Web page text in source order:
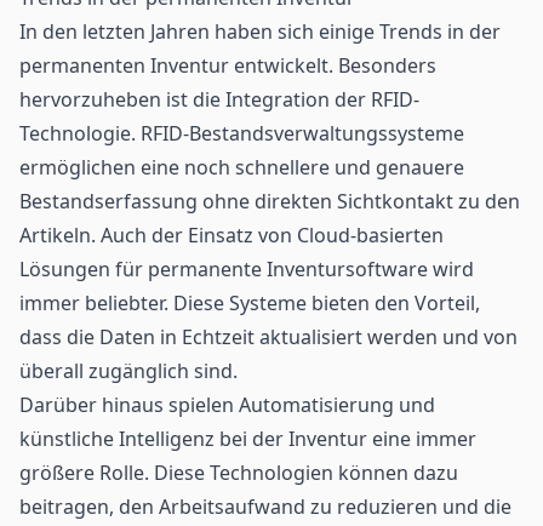
In den letzten Jahren haben sich einige Trends in der
permanenten Inventur entwickelt. Besonders
hervorzuheben ist die Integration der RFID-
Technologie. RFID-Bestandsverwaltungssysteme
ermöglichen eine noch schnellere und genauere
Bestandserfassung ohne direkten Sichtkontakt zu den
Artikeln. Auch der Einsatz von Cloud-basierten
Lösungen für permanente Inventursoftware wird
immer beliebter. Diese Systeme bieten den Vorteil,
dass die Daten in Echtzeit aktualisiert werden und von
überall zugänglich sind.
Darüber hinaus spielen Automatisierung und
künstliche Intelligenz bei der Inventur eine immer
größere Rolle. Diese Technologien können dazu
beitragen, den Arbeitsaufwand zu reduzieren und die